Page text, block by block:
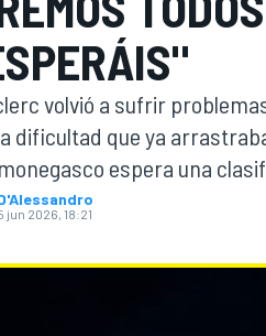
volvió a sufrir
dificultad que ya
espera una
jun 2026, 18:21